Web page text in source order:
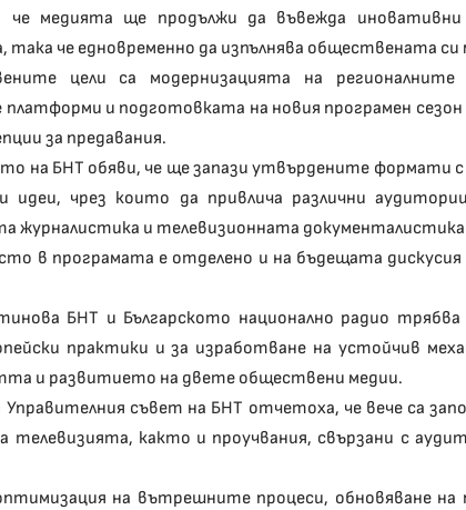
че медията ще продължи да въвежда
че едновременно да изпълнява обществената си
цели са модернизацията на
и подготовката на новия програмен
за предавания.
на БНТ обяви, че ще запази утвърдените формати
идеи, чрез които да привлича различни
журналистика и телевизионната
в програмата е отделено и на бъдещата
БНТ и Българското национално радио
практики и за изработване на устойчив
и развитието на двете обществени медии.
съвет на БНТ отчетоха, че вече са
телевизията, както и проучвания, свързани с
на вътрешните процеси, обновяване на